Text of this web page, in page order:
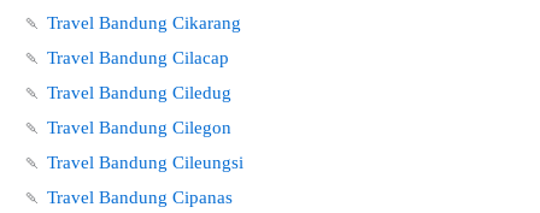
🍡 Travel Bandung Cikarang
🍡 Travel Bandung Cilacap
🍡 Travel Bandung Ciledug
🍡 Travel Bandung Cilegon
🍡 Travel Bandung Cileungsi
🍡 Travel Bandung Cipanas